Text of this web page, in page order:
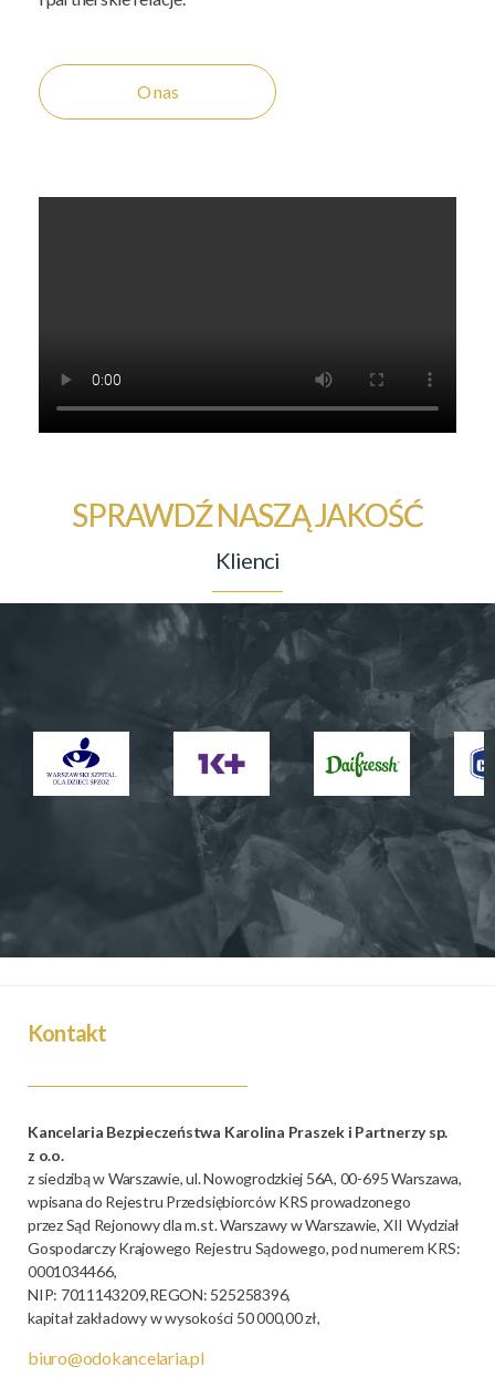
O nas
SPRAWDŹ NASZĄ JAKOŚĆ
Klienci
Kontakt
Kancelaria Bezpieczeństwa Karolina Praszek i Partnerzy sp.
z o.o.
z siedzibą w Warszawie, ul. Nowogrodzkiej 56A, 00-695 Warszawa,
wpisana do Rejestru Przedsiębiorców KRS prowadzonego
przez Sąd Rejonowy dla m.st. Warszawy w Warszawie, XII Wydział
Gospodarczy Krajowego Rejestru Sądowego, pod numerem KRS:
0001034466,
NIP: 7011143209,REGON: 525258396,
kapitał zakładowy w wysokości 50 000,00 zł,
biuro@odokancelaria.pl